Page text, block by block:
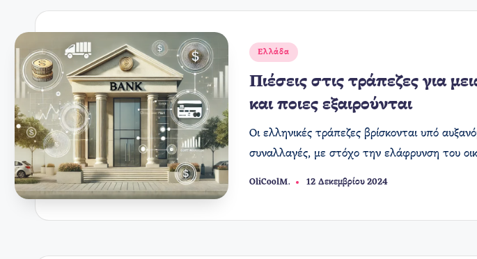
Αναρτήθηκε
Ελλάδα
Πιέσεις στις τράπεζες για
και ποιες εξαιρούνται
Οι ελληνικές τράπεζες βρίσκονται υπό
συναλλαγές, με στόχο την ελάφρυνση του
Συγγραφέας:
OliCoolM. 12 Δεκεμβρίου 2024